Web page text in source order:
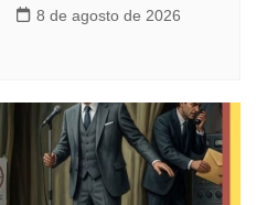
8 de agosto de 2026